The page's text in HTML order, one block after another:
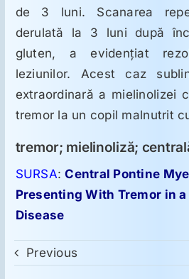
Toxicologie
Antipsihiatrie
Psihoterapie
Antropologie
Proză utilă
de 3 luni. Scanarea
derulată la 3 luni după
gluten, a evidenţiat
leziunilor. Acest caz
extraordinară a mielinolizei
tremor la un copil malnutrit
tremor; mielinoliză;
SURSA:Central Pontine
Presenting With Tremor in
Disease
Previous